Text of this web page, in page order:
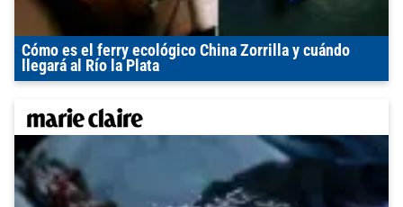
Cómo es el ferry ecológico China Zorrilla y cuándo
llegará al Río la Plata